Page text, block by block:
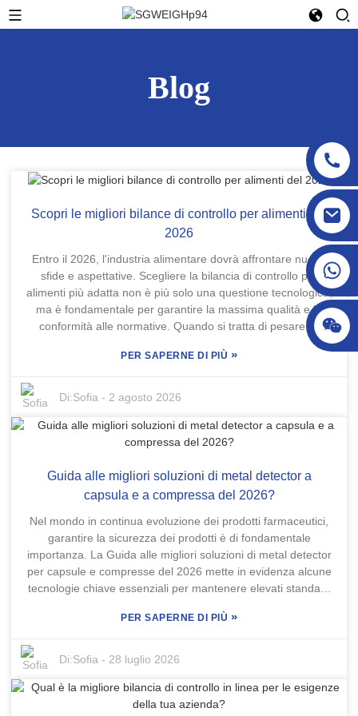
sgcheckweigher@gmail.com
Blog
Scopri le migliori bilance di controllo per alimenti del
2026
Entro il 2026, l'industria alimentare dovrà affrontare nuove
sfide e aspettative. Scegliere la bilancia di controllo per
alimenti più adatta non è più solo una questione tecnologica,
ma è fondamentale per garantire la massima qualità e la
conformità alle normative. Quando si tratta di pesare gli
alimenti, precisione e affidabilità sono assolutamente
imprescindibili. Aziende come Mettler Toledo e Ishida si sono
sofisticate, e a ragione. I consumatori richiedono misurazioni
degli alimenti più accurate che mai. Normative di sicurezza
più severe impongono alle aziende di utilizzare strumenti
affidabili. Una buona bilancia di controllo per alimenti può
compromettere gli standard. Ma c'è un aspetto importante da
considerare: non tutte le macchine sono uguali. Alcune
precisione potrebbe essere insufficiente, il che è
assolutamente inaccettabile. Pertanto, investire in una
bilancia di controllo per alimenti affidabile può davvero
incrementare l'efficienza. Detto questo, è fondamentale
valutare attentamente tutte le opzioni disponibili. Certo, ci
sono marchi che possono sembrare allettanti perché più
rischia di compromettere la loro affidabilità. Trovare il giusto
equilibrio tra costo e qualità è fondamentale, soprattutto nel
dettaglio conta.
PER SAPERNE DI PIÙ »
Di:Sofia - 2 agosto 2026
Guida alle migliori soluzioni di metal detector a
capsula e a compressa del 2026?
Nel mondo in continua evoluzione dei prodotti farmaceutici,
garantire la sicurezza dei prodotti è di fondamentale
importanza. La Guida alle migliori soluzioni di metal detector
per capsule e compresse del 2026 mette in evidenza alcune
tecnologie chiave essenziali per mantenere elevati standard
rilevamento affidabili, soprattutto considerando che le vendite
circa 1.500 miliardi di dollari entro il 2023 (grazie,
ResearchAndMarkets!), diventa ancora più evidente
l'importanza di strumenti robusti come i metal detector per
capsule e compresse, che ci consentono di mantenere
PER SAPERNE DI PIÙ »
Di:Sofia - 28 luglio 2026